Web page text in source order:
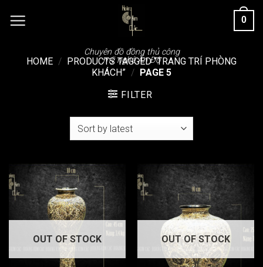
đến
Chuyên đồ đồng thủ công
mỹ nghệ Ấn Độ
0
HOME / PRODUCTS TAGGED “TRANG TRÍ PHÒNG
KHÁCH” / PAGE 5
FILTER
OUT OF STOCK OUT OF STOCK